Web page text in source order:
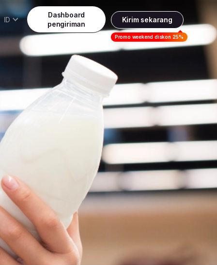
ID
Indonesia
Dashboard
pengiriman
Daftar
Kirim sekarang
Promo weekend diskon 25%